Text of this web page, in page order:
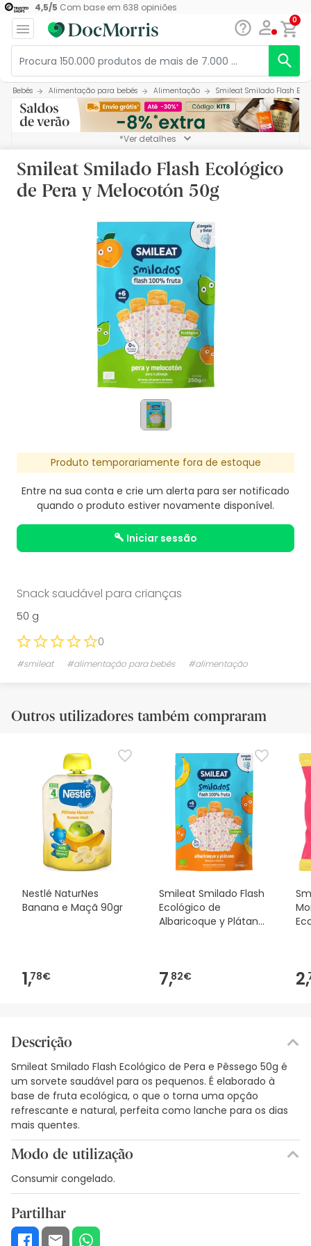
4,5/5 Com base em 638 opiniões
0
Bebés Alimentação para bebés Alimentação Smileat Smilado Flash
*Ver detalhes
Smileat Smilado Flash Ecológico
de Pera y Melocotón 50g
Produto temporariamente fora de estoque
Entre na sua conta e crie um alerta para ser notificado
quando o produto estiver novamente disponível.
iniciar sessão
Snack saudável para crianças
50 g
0
#smileat #alimentação para bebés #alimentação
Outros utilizadores também compraram
Nestlé NaturNes
Banana e Maçã 90gr
1,78€
Smileat Smilado Flash
Ecológico de
Albaricoque y Plátano
7,82€ 2,
Descrição
Smileat Smilado Flash Ecológico de Pera e Pêssego 50g é
um sorvete saudável para os pequenos. É elaborado à
base de fruta ecológica, o que o torna uma opção
refrescante e natural, perfeita como lanche para os dias
mais quentes.
Modo de utilização
Consumir congelado.
Partilhar